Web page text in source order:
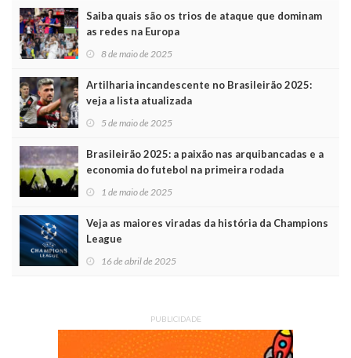
Saiba quais são os trios de ataque que dominam
as redes na Europa
8 de maio de 2025
Artilharia incandescente no Brasileirão 2025:
veja a lista atualizada
5 de maio de 2025
Brasileirão 2025: a paixão nas arquibancadas e a
economia do futebol na primeira rodada
1 de maio de 2025
Veja as maiores viradas da história da Champions
League
16 de abril de 2025
PUBLICIDADE